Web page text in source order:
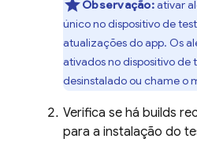
Observação:ativar
único no dispositivo de
atualizações do app. Os
ativados no dispositivo de
desinstalado ou chame o
Verifica se há builds
para a instalação do